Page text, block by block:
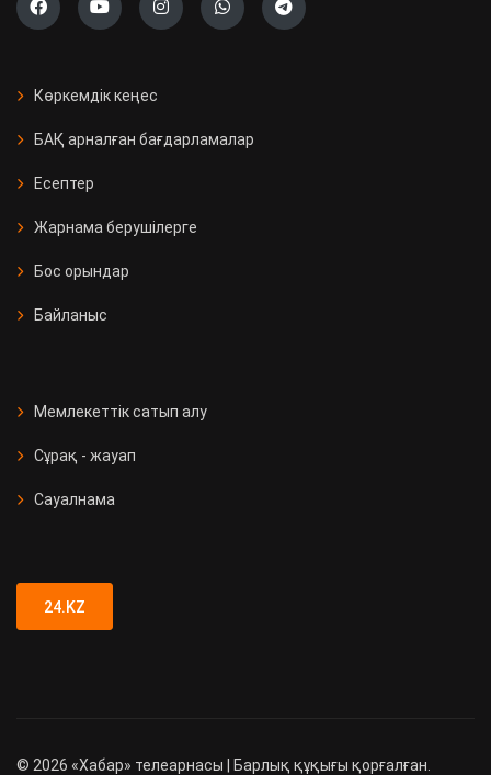
Көркемдік кеңес
БАҚ арналған бағдарламалар
Есептер
Жарнама берушілерге
Бос орындар
Байланыс
Мемлекеттік сатып алу
Сұрақ - жауап
Сауалнама
24.KZ
© 2026 «Хабар» телеарнасы | Барлық құқығы қорғалған.